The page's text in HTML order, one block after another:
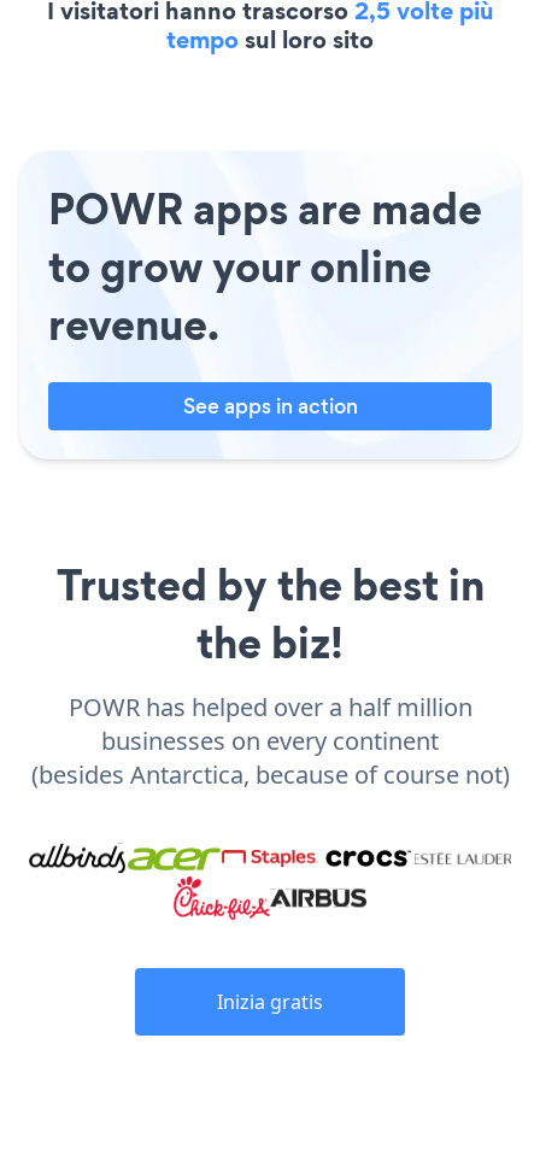
I visitatori hanno trascorso2,5 volte più
temposul loro sito
POWR apps are made
to grow your online
revenue.
See apps in action
Trusted by the best in
the biz!
POWR has helped over a half million
businesses on every continent
(besides Antarctica, because of course not)
Inizia gratis